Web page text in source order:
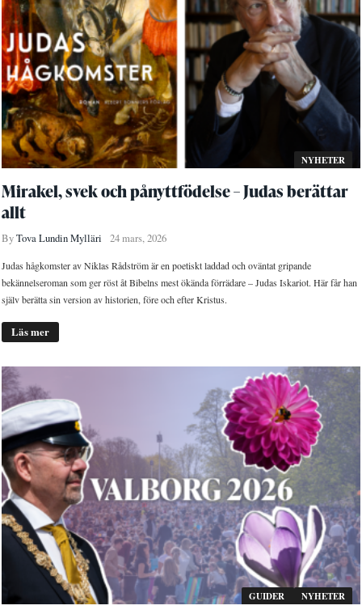
NYHETER
Mirakel, svek och pånyttfödelse – Judas berättar
allt
ByTova Lundin Mylläri 24 mars, 2026
Judas hågkomster av Niklas Rådström är en poetiskt laddad och oväntat gripande
bekännelseroman som ger röst åt Bibelns mest ökända förrädare – Judas Iskariot. Här får han
själv berätta sin version av historien, före och efter Kristus.
Läs mer
GUIDER NYHETER